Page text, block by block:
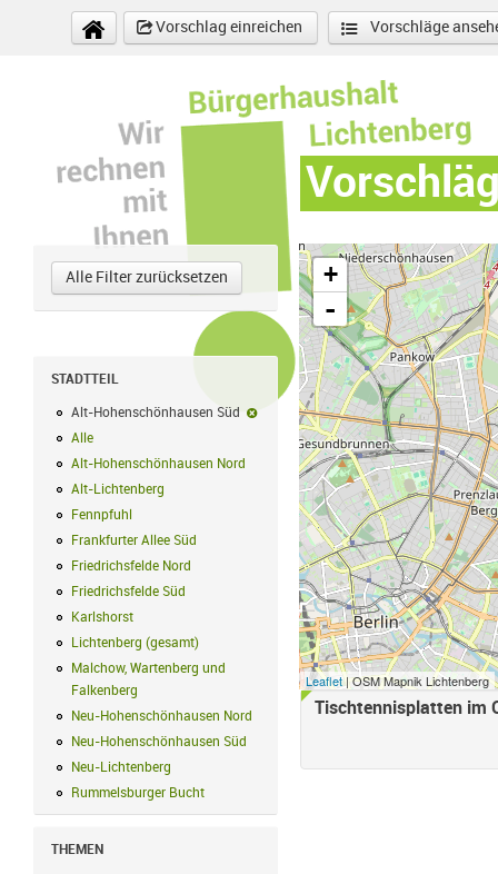
Direkt zum Inhalt
Vorschlag einreichen
Vorschläge
Alle Filter zurücksetzen
STADTTEIL
Alt-Hohenschönhausen Süd
Alt-Hohenschönhausen Süd-Filter
Alle
Alt-Hohenschönhausen Nord
Alt-Hohenschönhausen Nord Filter
Alt-Lichtenberg Alt-Lichtenberg Filter anwenden
Fennpfuhl
Frankfurter Allee Süd
Frankfurter Allee Süd Filter anwenden
Friedrichsfelde Nord
Friedrichsfelde Nord Filter anwenden
Friedrichsfelde Süd
Friedrichsfelde Süd Filter anwenden
Karlshorst
Lichtenberg (gesamt) Lichtenberg (gesamt) Filter anwenden
Malchow, Wartenberg und
Falkenberg Malchow, Wartenberg und Falkenberg Filter anwenden
Neu-Hohenschönhausen Nord
Neu-Hohenschönhausen Nord Filter
Neu-Hohenschönhausen Süd
Neu-Lichtenberg Neu-Lichtenberg Filter anwenden
Rummelsburger Bucht
THEMEN
+
-
Leaflet| OSM Mapnik Lichtenberg
Tischtennisplatten im